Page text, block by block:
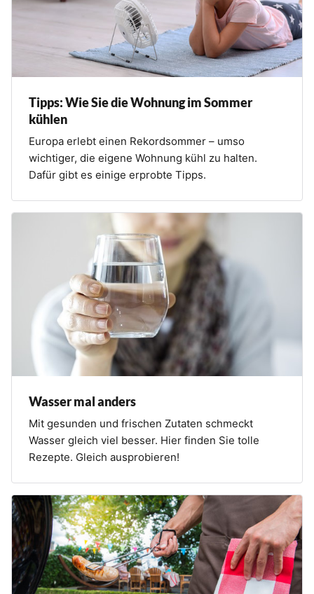
Tipps: Wie Sie die Wohnung im Sommer
kühlen
Europa erlebt einen Rekordsommer – umso
wichtiger, die eigene Wohnung kühl zu halten.
Dafür gibt es einige erprobte Tipps.
Wasser mal anders
Mit gesunden und frischen Zutaten schmeckt
Wasser gleich viel besser. Hier finden Sie tolle
Rezepte. Gleich ausprobieren!